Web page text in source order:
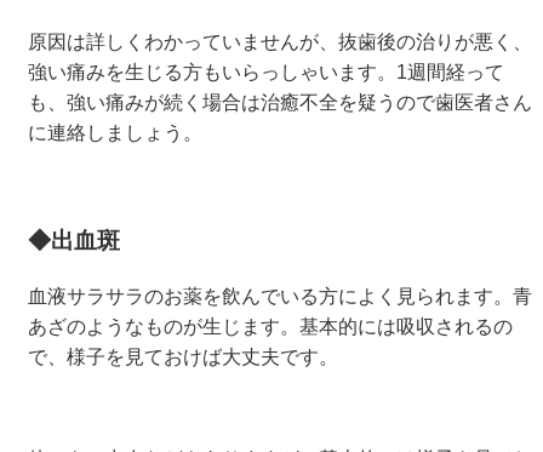
原因は詳しくわかっていませんが、抜歯後の治りが悪く、
強い痛みを生じる方もいらっしゃいます。1週間経って
も、強い痛みが続く場合は治癒不全を疑うので歯医者さん
に連絡しましょう。
◆出血斑
血液サラサラのお薬を飲んでいる方によく見られます。青
あざのようなものが生じます。基本的には吸収されるの
で、様子を見ておけば大丈夫です。